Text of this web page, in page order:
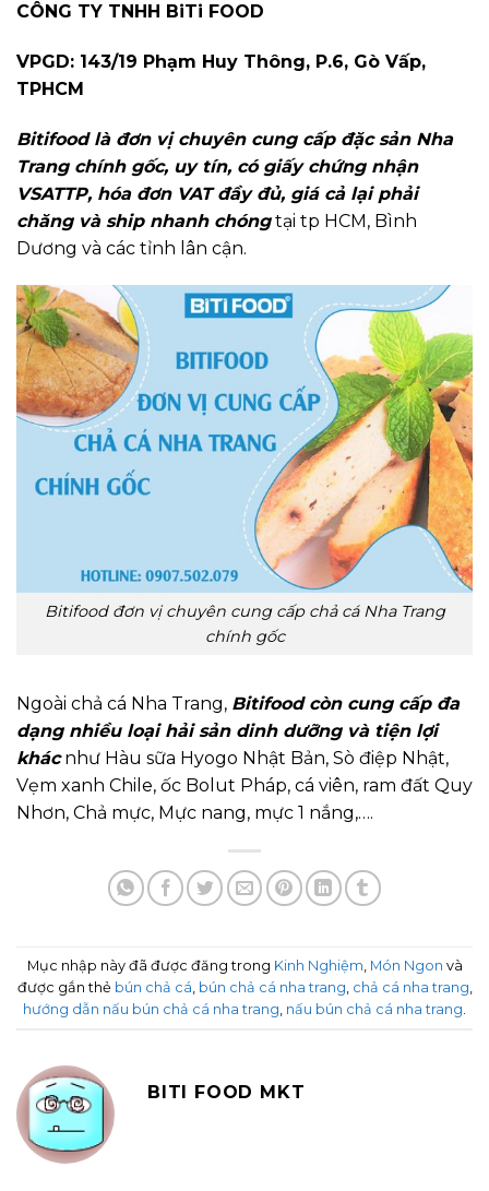
CÔNG TY TNHH BiTi FOOD
VPGD: 143/19 Phạm Huy Thông, P.6, Gò Vấp,
TPHCM
Bitifood là đơn vị chuyên cung cấp đặc sản Nha
Trang chính gốc, uy tín, có giấy chứng nhận
VSATTP, hóa đơn VAT đầy đủ, giá cả lại phải
chăng và ship nhanh chóngtại tp HCM, Bình
Dương và các tỉnh lân cận.
Bitifood đơn vị chuyên cung cấp chả cá Nha Trang
chính gốc
Ngoài chả cá Nha Trang, Bitifood còn cung cấp đa
dạng nhiều loại hải sản dinh dưỡng và tiện lợi
khácnhư Hàu sữa Hyogo Nhật Bản, Sò điệp Nhật,
Vẹm xanh Chile, ốc Bolut Pháp, cá viên, ram đất Quy
Nhơn, Chả mực, Mực nang, mực 1 nắng,….
Mục nhập này đã được đăng trong Kinh Nghiệm Món Ngon và
được gắn thẻ bún chả cá bún chả cá nha trang chả cá nha trang
hướng dẫn nấu bún chả cá nha trang nấu bún chả cá nha trang
BITI FOOD MKT